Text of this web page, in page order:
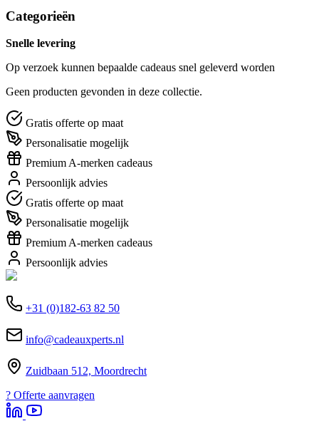
Categorieën
Snelle levering
Op verzoek kunnen bepaalde cadeaus snel geleverd worden
Geen producten gevonden in deze collectie.
Gratis offerte op maat
Personalisatie mogelijk
Premium A-merken cadeaus
Persoonlijk advies
Gratis offerte op maat
Personalisatie mogelijk
Premium A-merken cadeaus
Persoonlijk advies
+31 (0)182-63 82 50
info@cadeauxperts.nl
Zuidbaan 512, Moordrecht
? Offerte aanvragen